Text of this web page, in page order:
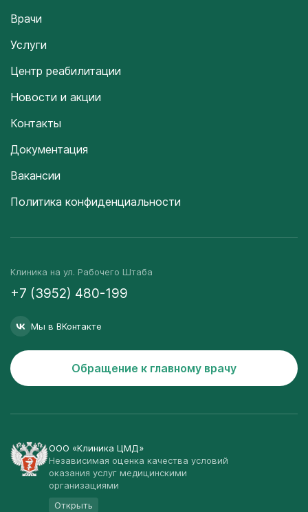
Врачи
Услуги
Центр реабилитации
Новости и акции
Контакты
Документация
Вакансии
Политика конфиденциальности
Клиника на ул. Рабочего Штаба
+7 (3952) 480-199
Мы в ВКонтакте
Обращение к главному врачу
ООО «Клиника ЦМД»
Независимая оценка качества условий
оказания услуг медицинскими
организациями
Открыть